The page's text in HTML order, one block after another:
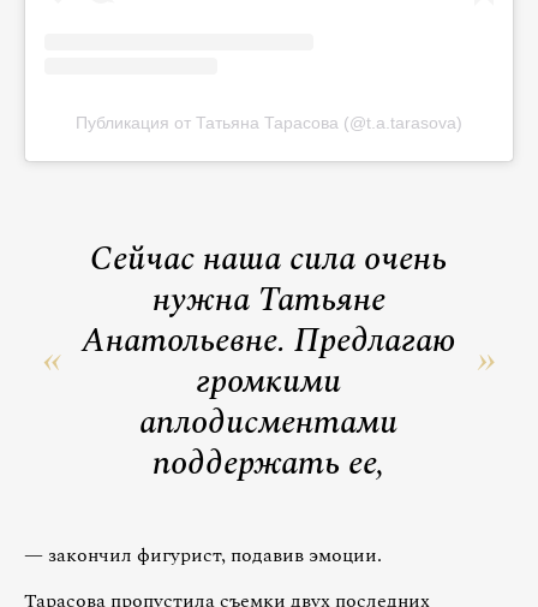
Публикация от Татьяна Тарасова (@t.a.tarasova)
Сейчас наша сила очень
нужна Татьяне
Анатольевне. Предлагаю
громкими
аплодисментами
поддержать ее,
— закончил фигурист, подавив эмоции.
Тарасова пропустила съемки двух последних